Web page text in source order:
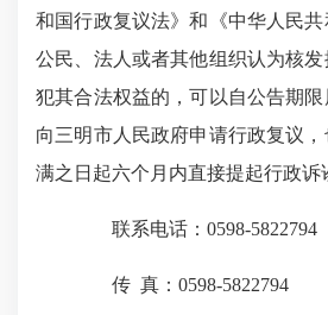
和国行政复议法》和《中华人民共
公民、法人或者其他组织认为核
犯其合法权益的，可以自公告期
向三明市人民政府申请行政复议
满之日起六个月内直接提起行政诉
联系电话：0598-5822794
传 真：0598-5822794